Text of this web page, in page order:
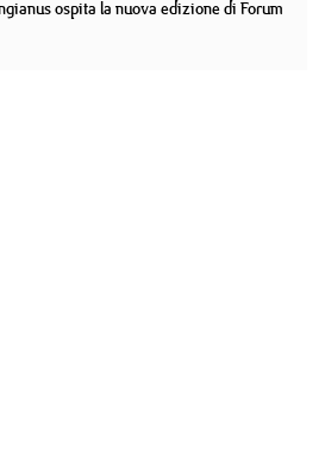
ospita la nuova edizione di Forum